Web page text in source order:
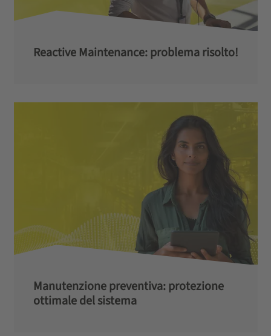
Reactive Maintenance: problema risolto!
Manutenzione preventiva: protezione
ottimale del sistema